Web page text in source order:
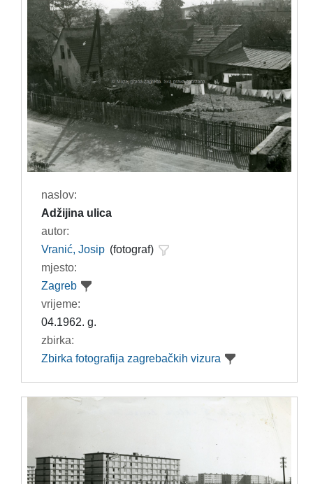
naslov:
Adžijina ulica
autor:
Vranić, Josip (fotograf)
mjesto:
Zagreb
vrijeme:
04.1962. g.
zbirka:
Zbirka fotografija zagrebačkih vizura